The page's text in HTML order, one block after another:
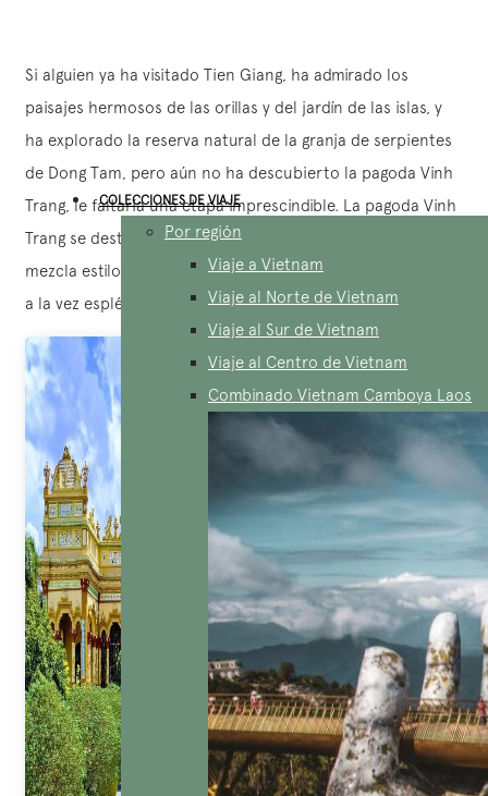
COLECCIONES DE VIAJE
Por región
Viaje a Vietnam
Viaje al Norte de Vietnam
Viaje al Sur de Vietnam
Viaje al Centro de Vietnam
Combinado Vietnam Camboya Laos
Si alguien ya ha visitado Tien Giang, ha admirado los
paisajes hermosos de las orillas y del jardín de las islas, y
ha explorado la reserva natural de la granja de serpientes
de Dong Tam, pero aún no ha descubierto la pagoda Vinh
Trang, le faltaría una etapa imprescindible. La pagoda Vinh
Trang se destaca por una arquitectura armoniosa que
mezcla estilos asiáticos y europeos, creando así un edificio
a la vez espléndido y elegante.